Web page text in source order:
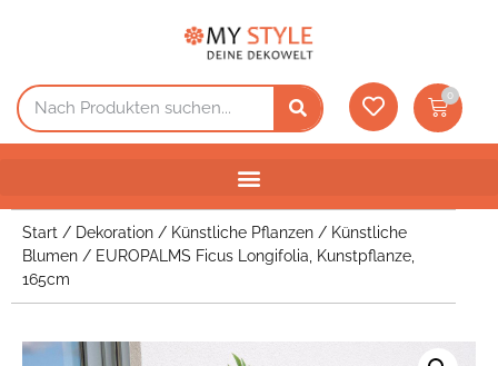
0
Start / Dekoration / Künstliche Pflanzen / Künstliche
Blumen / EUROPALMS Ficus Longifolia, Kunstpflanze,
165cm